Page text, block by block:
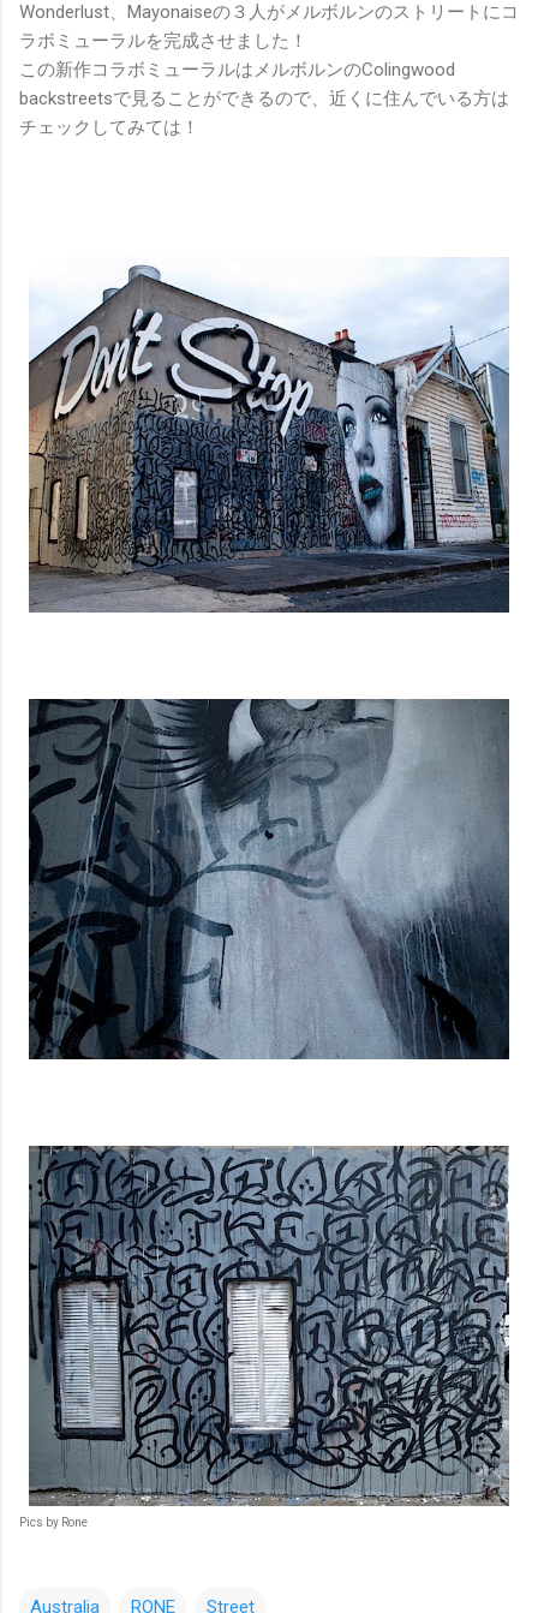
Wonderlust、Mayonaiseの３人がメルボルンのストリートにコ
ラボミューラルを完成させました！
この新作コラボミューラルはメルボルンのColingwood
backstreetsで見ることができるので、近くに住んでいる方は
チェックしてみては！
Pics by Rone
Australia RONE Street